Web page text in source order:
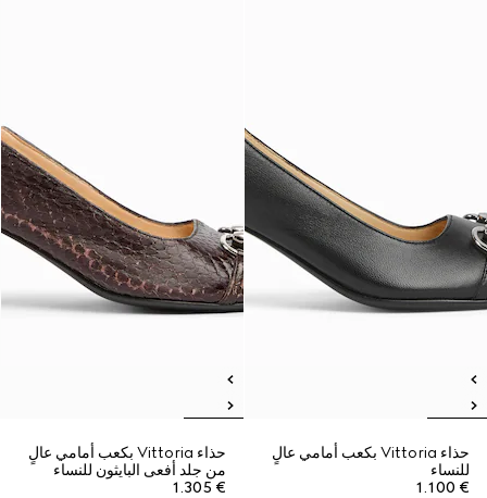
حذاء Vittoria بكعب أمامي عالٍ
للنساء
€ 1.100
حذاء Vittoria بكعب أمامي عالٍ
من جلد أفعى البايثون للنساء
€ 1.305